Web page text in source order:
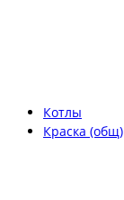
Котлы
Краска (общ)